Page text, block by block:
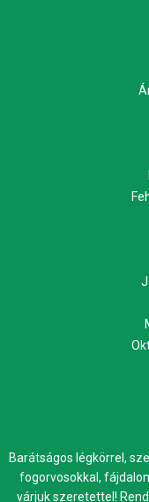
Barátságos légkörrel,
fogorvosokkal,
várjuk szeretettel!